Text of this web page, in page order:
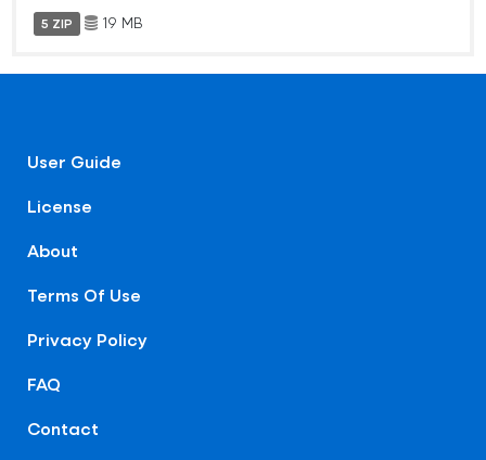
5 ZIP 19 MB
User Guide
License
About
Terms Of Use
Privacy Policy
FAQ
Contact